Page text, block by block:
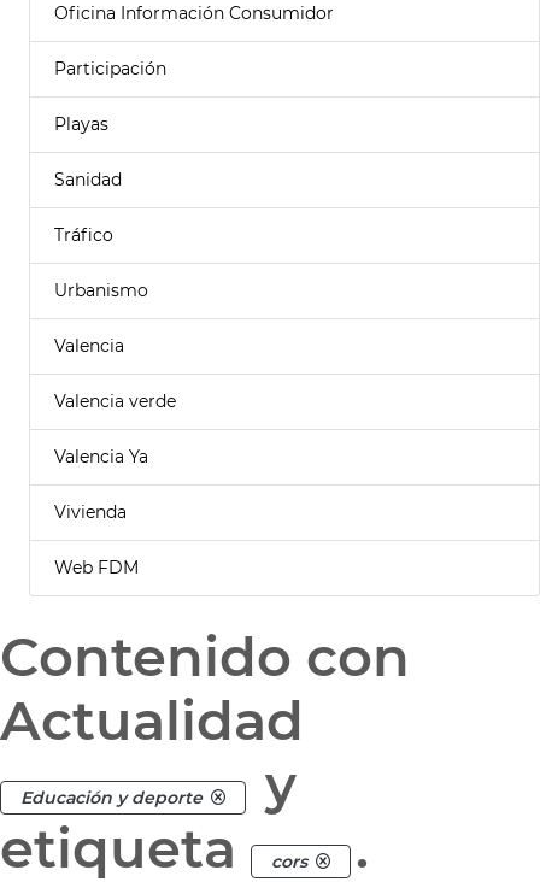
Oficina Información Consumidor
Participación
Playas
Sanidad
Tráfico
Urbanismo
Valencia
Valencia verde
Valencia Ya
Vivienda
Web FDM
Contenido con
Actualidad
Educación y deporte
y
etiqueta
cors .